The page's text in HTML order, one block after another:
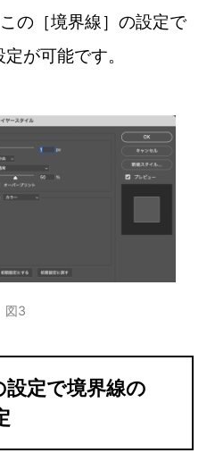
の［境界線］の設定で
が可能です。
図3
定で境界線の